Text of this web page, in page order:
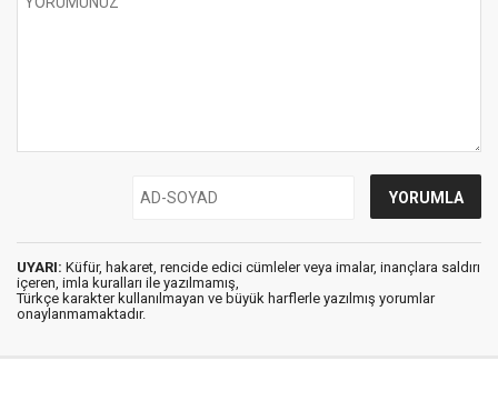
UYARI: Küfür, hakaret, rencide edici cümleler veya imalar, inançlara saldırı
içeren, imla kuralları ile yazılmamış,
Türkçe karakter kullanılmayan ve büyük harflerle yazılmış yorumlar
onaylanmamaktadır.